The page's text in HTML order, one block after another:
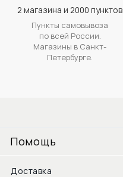
2 магазина и 2000 пунктов
Пункты самовывоза
по всей России.
Магазины в Санкт-
Петербурге.
Помощь
Доставка